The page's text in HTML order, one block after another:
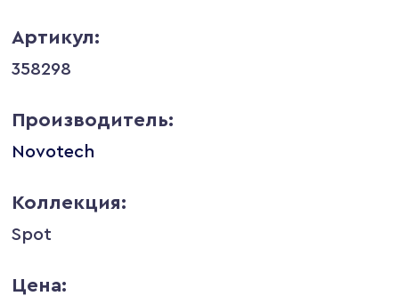
Артикул:
358298
Производитель:
Novotech
Коллекция:
Spot
Цена: